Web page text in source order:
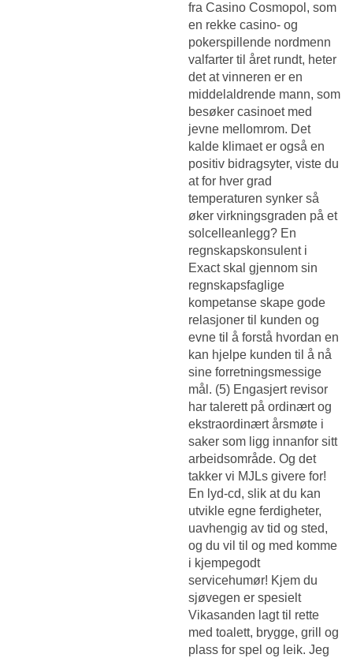
fra Casino Cosmopol, som
en rekke casino- og
pokerspillende nordmenn
valfarter til året rundt, heter
det at vinneren er en
middelaldrende mann, som
besøker casinoet med
jevne mellomrom. Det
kalde klimaet er også en
positiv bidragsyter, viste du
at for hver grad
temperaturen synker så
øker virkningsgraden på et
solcelleanlegg? En
regnskapskonsulent i
Exact skal gjennom sin
regnskapsfaglige
kompetanse skape gode
relasjoner til kunden og
evne til å forstå hvordan en
kan hjelpe kunden til å nå
sine forretningsmessige
mål. (5) Engasjert revisor
har talerett på ordinært og
ekstraordinært årsmøte i
saker som ligg innanfor sitt
arbeidsområde. Og det
takker vi MJLs givere for!
En lyd-cd, slik at du kan
utvikle egne ferdigheter,
uavhengig av tid og sted,
og du vil til og med komme
i kjempegodt
servicehumør! Kjem du
sjøvegen er spesielt
Vikasanden lagt til rette
med toalett, brygge, grill og
plass for spel og leik. Jeg